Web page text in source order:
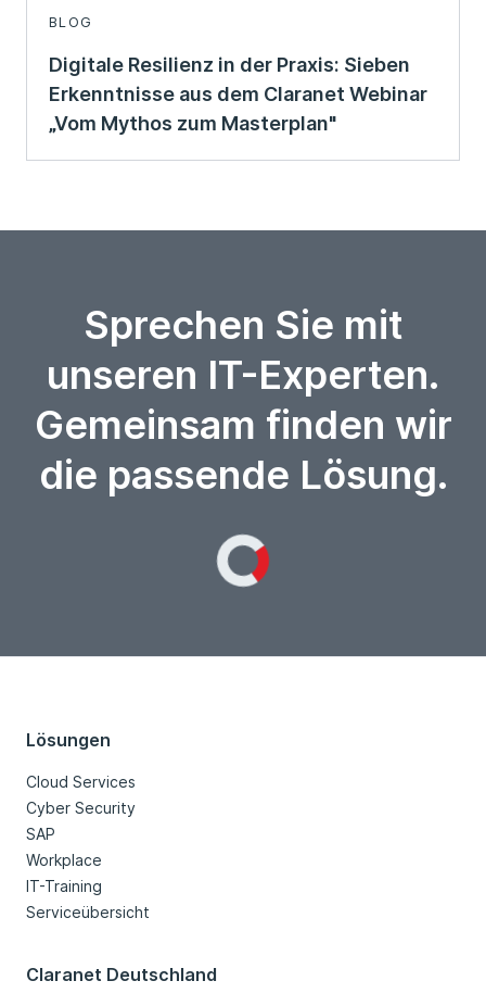
BLOG
Digitale Resilienz in der Praxis: Sieben
Erkenntnisse aus dem Claranet Webinar
„Vom Mythos zum Masterplan"
Sprechen Sie mit
unseren IT-Experten.
Gemeinsam finden wir
die passende Lösung.
Lösungen
Cloud Services
Cyber Security
SAP
Workplace
IT-Training
Serviceübersicht
Claranet Deutschland